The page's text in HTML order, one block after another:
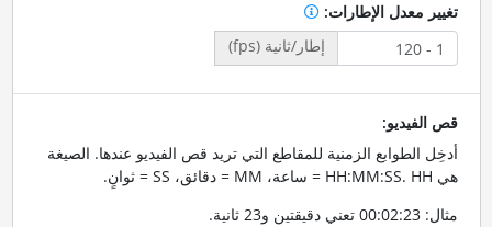
تغيير معدل الإطارات:
إطار/ثانية (fps)
قص الفيديو:
أدخِل الطوابع الزمنية للمقاطع التي تريد قص الفيديو عندها. الصيغة
هي HH:MM:SS. HH = ساعة، MM = دقائق، SS = ثوانٍ.
مثال: 00:02:23 تعني دقيقتين و23 ثانية.